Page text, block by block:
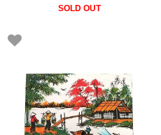
SOLD OUT